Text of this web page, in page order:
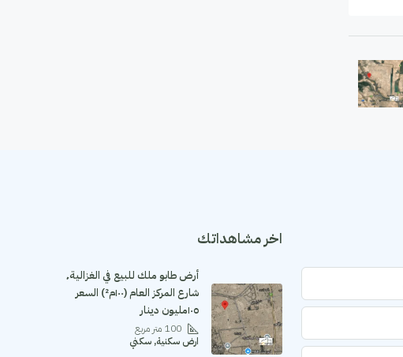
اخر مشاهداتك
أرض طابو ملك للبيع في الغزالية٬
شارع المركز العام (١٠٠م²) السعر
١٠٥مليون دينار
100 متر مربع
ارض سكنية, سكني